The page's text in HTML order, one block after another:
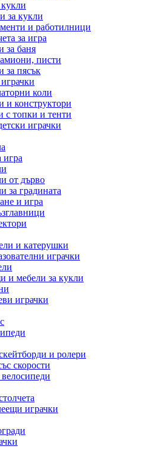
за кукли
и работилници
за игра
за баня
писти
за пясък
коли
и конструктори
с топки и тенти
играчки
игра
от дърво
за градината
и игра
и катерушки
играчки
и мебели за кукли
играчки
и ролери
скорости
играчки